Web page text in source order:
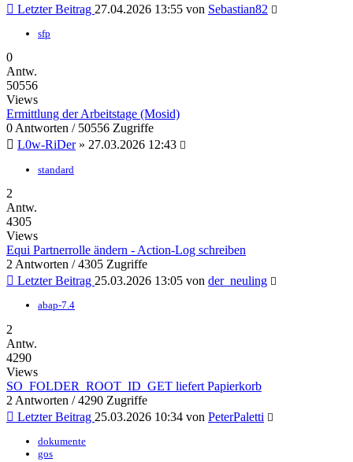
Letzter Beitrag 27.04.2026 13:55 von Sebastian82
sfp
0
Antw.
50556
Views
Ermittlung der Arbeitstage (Mosid)
0 Antworten / 50556 Zugriffe
L0w-RiDer» 27.03.2026 12:43
standard
2
Antw.
4305
Views
Equi Partnerrolle ändern - Action-Log schreiben
2 Antworten / 4305 Zugriffe
Letzter Beitrag 25.03.2026 13:05 von der_neuling
abap-7.4
2
Antw.
4290
Views
SO_FOLDER_ROOT_ID_GET liefert Papierkorb
2 Antworten / 4290 Zugriffe
Letzter Beitrag 25.03.2026 10:34 von PeterPaletti
dokumente
gos